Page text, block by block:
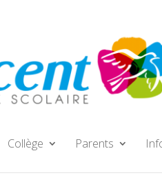
Collège Parents